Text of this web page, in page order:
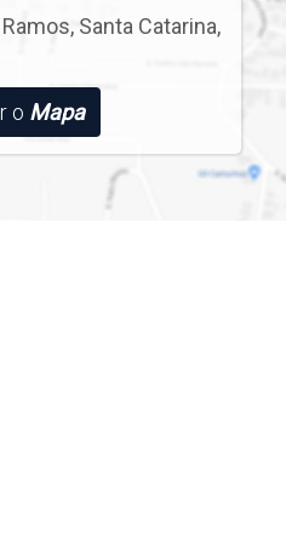
do Meio e Areias de Baixo);
, Santa Catarina,
o Mapa